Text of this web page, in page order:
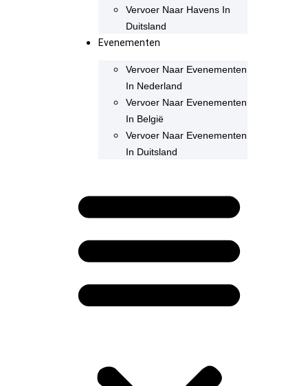
Vervoer Naar Havens In
Duitsland
Evenementen
Vervoer Naar Evenementen
In Nederland
Vervoer Naar Evenementen
In België
Vervoer Naar Evenementen
In Duitsland